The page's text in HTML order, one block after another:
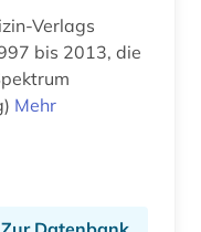
Verlags
bis 2013, die
Mehr